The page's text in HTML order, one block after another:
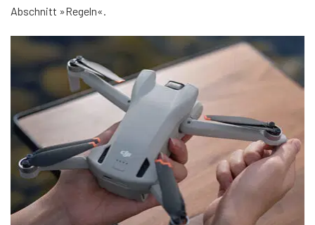
Abschnitt »Regeln«.